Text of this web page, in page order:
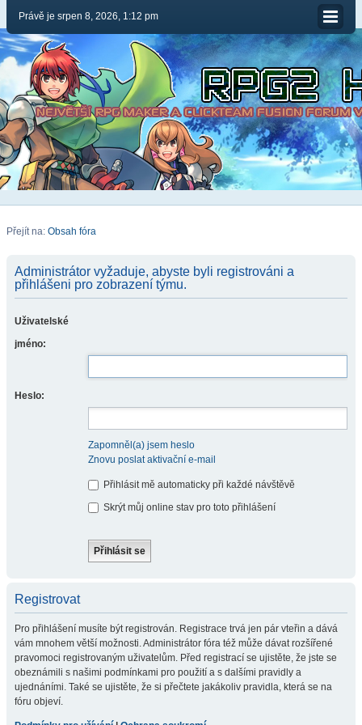
Právě je srpen 8, 2026, 1:12 pm
Přejít na: Obsah fóra
Administrátor vyžaduje, abyste byli registrováni a
přihlášeni pro zobrazení týmu.
Uživatelské
jméno:
Heslo:
Zapomněl(a) jsem heslo
Znovu poslat aktivační e-mail
Přihlásit mě automaticky při každé návštěvě
Skrýt můj online stav pro toto přihlášení
Registrovat
Pro přihlášení musíte být registrován. Registrace trvá jen pár vteřin a dává
vám mnohem větší možnosti. Administrátor fóra též může dávat rozšířené
pravomoci registrovaným uživatelům. Před registrací se ujistěte, že jste se
obeznámili s našimi podmínkami pro použití a s dalšími pravidly a
ujednáními. Také se ujistěte, že si přečtete jakákoliv pravidla, která se na
fóru objeví.